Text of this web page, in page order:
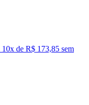
10x de R$ 173,85 sem